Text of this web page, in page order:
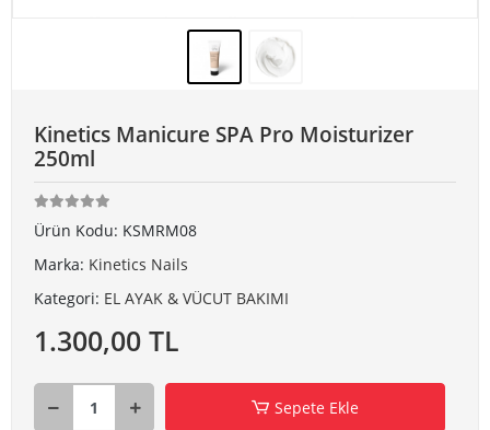
Kinetics Manicure SPA Pro Moisturizer
250ml
Ürün Kodu: KSMRM08
Marka: Kinetics Nails
Kategori: EL AYAK & VÜCUT BAKIMI
1.300,00 TL
Sepete Ekle